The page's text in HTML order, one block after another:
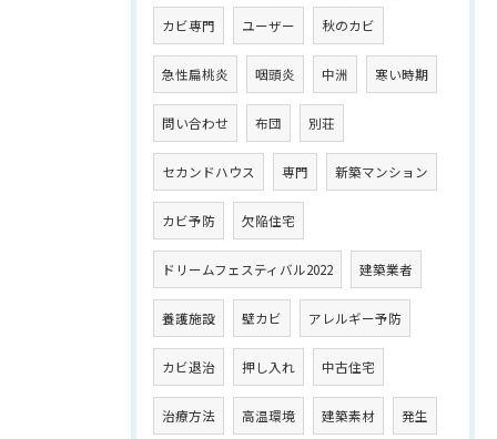
カビ専門 ユーザー 秋のカビ
急性扁桃炎 咽頭炎 中洲 寒い時期
問い合わせ 布団 別荘
セカンドハウス 専門 新築マンション
カビ予防 欠陥住宅
ドリームフェスティバル2022 建築業者
養護施設 壁カビ アレルギー予防
カビ退治 押し入れ 中古住宅
治療方法 高温環境 建築素材 発生